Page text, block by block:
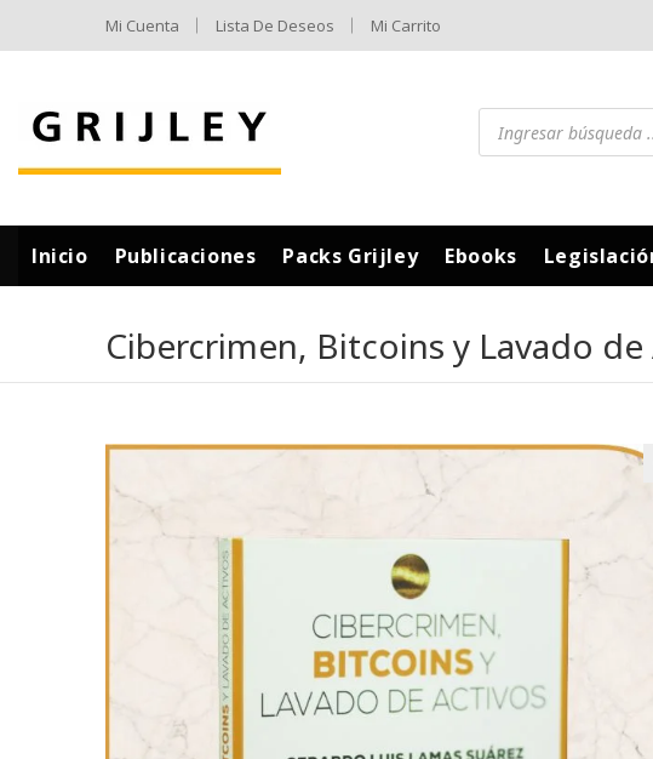
Mi Cuenta Lista De Deseos Mi Carrito
Inicio Publicaciones Packs Grijley Ebooks
Cibercrimen, Bitcoins y Lavado